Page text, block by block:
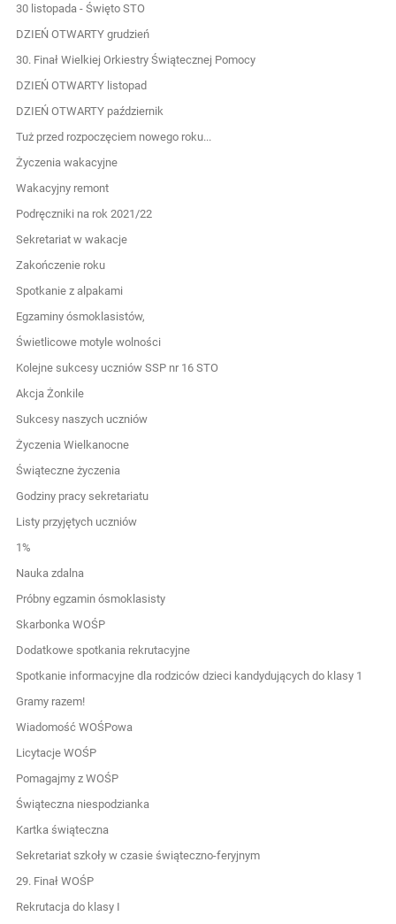
30 listopada - Święto STO
DZIEŃ OTWARTY grudzień
30. Finał Wielkiej Orkiestry Świątecznej Pomocy
DZIEŃ OTWARTY listopad
DZIEŃ OTWARTY październik
Tuż przed rozpoczęciem nowego roku...
Życzenia wakacyjne
Wakacyjny remont
Podręczniki na rok 2021/22
Sekretariat w wakacje
Zakończenie roku
Spotkanie z alpakami
Egzaminy ósmoklasistów,
Świetlicowe motyle wolności
Kolejne sukcesy uczniów SSP nr 16 STO
Akcja Żonkile
Sukcesy naszych uczniów
Życzenia Wielkanocne
Świąteczne życzenia
Godziny pracy sekretariatu
Listy przyjętych uczniów
1%
Nauka zdalna
Próbny egzamin ósmoklasisty
Skarbonka WOŚP
Dodatkowe spotkania rekrutacyjne
Spotkanie informacyjne dla rodziców dzieci kandydujących do klasy 1
Gramy razem!
Wiadomość WOŚPowa
Licytacje WOŚP
Pomagajmy z WOŚP
Świąteczna niespodzianka
Kartka świąteczna
Sekretariat szkoły w czasie świąteczno-feryjnym
29. Finał WOŚP
Rekrutacja do klasy I